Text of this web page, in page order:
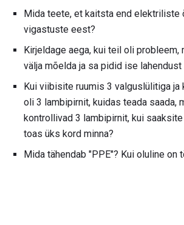
Mida teete, et kaitsta end elektriliste
vigastuste eest?
Kirjeldage aega, kui teil oli probleem,
välja mõelda ja sa pidid ise lahendust
Kui viibisite ruumis 3 valguslülitiga ja
oli 3 lambipirnit, kuidas teada saada,
kontrollivad 3 lambipirnit, kui
toas üks kord minna?
Mida tähendab "PPE"? Kui oluline on